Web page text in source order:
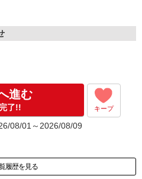
進む
了!! キープ
08/01～2026/08/09
履歴を見る